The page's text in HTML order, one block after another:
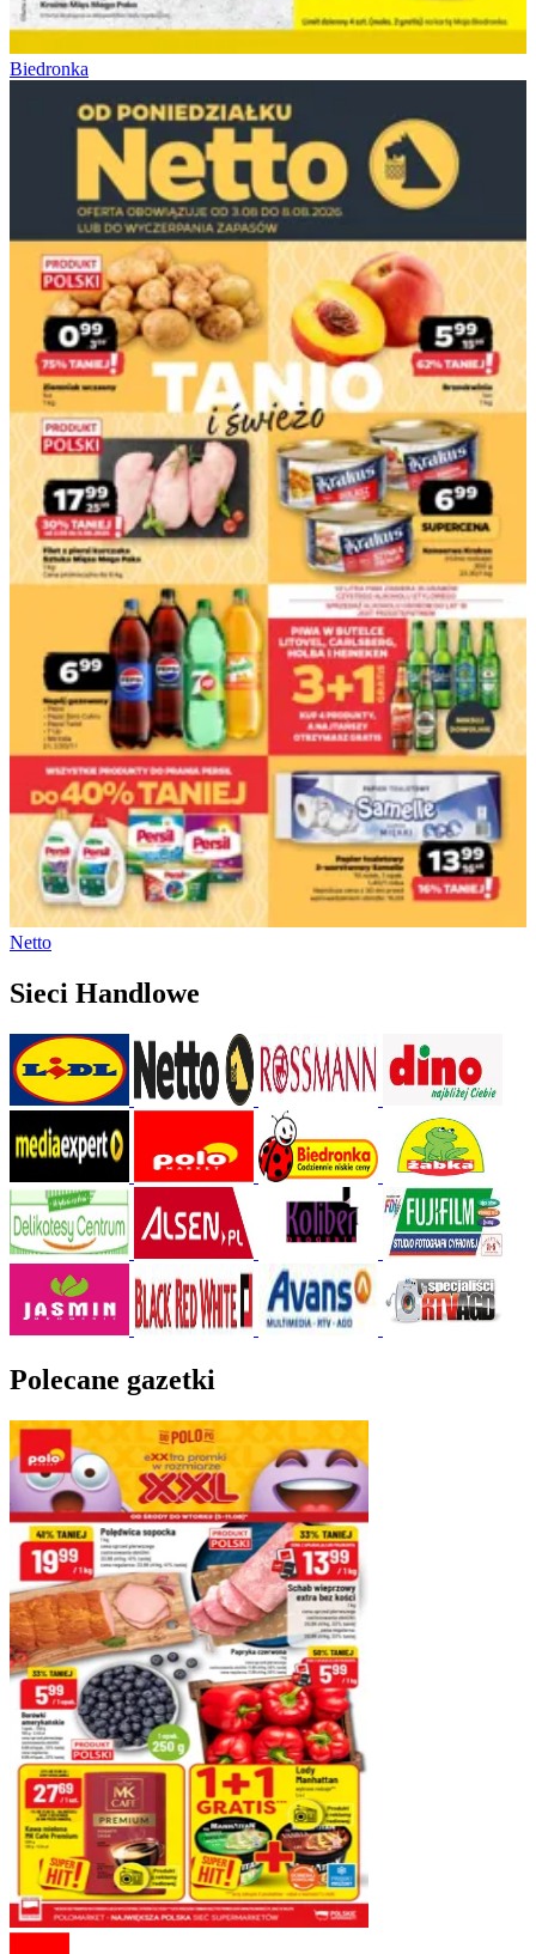
Biedronka
Netto
Sieci Handlowe
Polecane gazetki